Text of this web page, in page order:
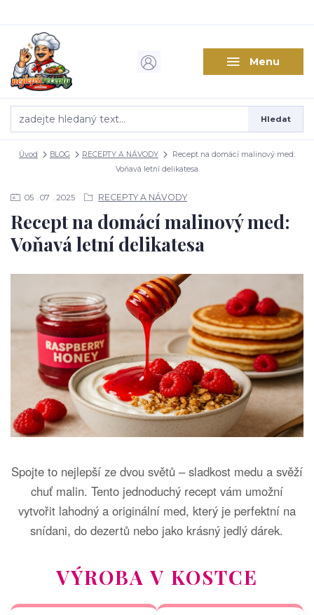
Menu
Hledat
Úvod BLOG RECEPTY A NÁVODY
Recept na domácí malinový med:
Voňavá letní delikatesa
05 07 2025 RECEPTY A NÁVODY
Recept na domácí malinový med:
Voňavá letní delikatesa
Spojte to nejlepší ze dvou světů – sladkost medu a svěží
chuť malin. Tento jednoduchý recept vám umožní
vytvořit lahodný a originální med, který je perfektní na
snídani, do dezertů nebo jako krásný jedlý dárek.
VÝROBA V KOSTCE